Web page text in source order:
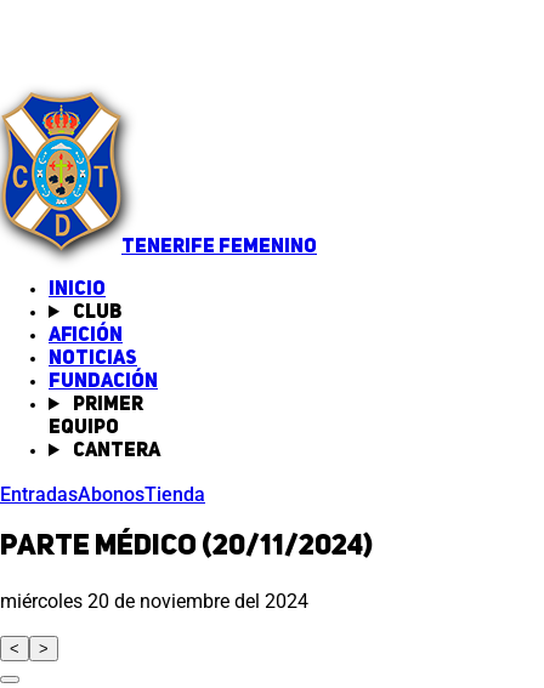
TENERIFE FEMENINO
INICIO
Club
Afición
Noticias
Fundación
Primer
equipo
Cantera
EntradasAbonosTienda
PARTE MÉDICO (20/11/2024)
miércoles 20 de noviembre del 2024
< >